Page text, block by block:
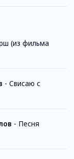
(из фильма
- Свисаю с
- Песня